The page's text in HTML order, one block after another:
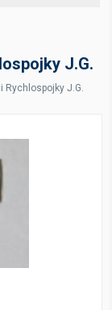
J.G.
Rychlospojky J.G.